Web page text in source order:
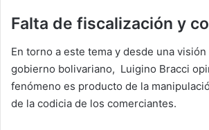
Falta de fiscalización y
En torno a este tema y desde una visión
gobierno bolivariano, Luigino Bracci
fenómeno es producto de la
de la codicia de los comerciantes.